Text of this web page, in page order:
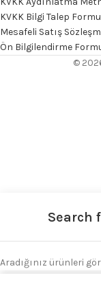
KVKK Bilgi Talep Formu
Mesafeli Satış
Ön Bilgilendirme
©
Aradığınız ürünleri